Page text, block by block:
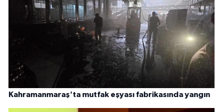
Kahramanmaraş'ta mutfak eşyası fabrikasında yangın